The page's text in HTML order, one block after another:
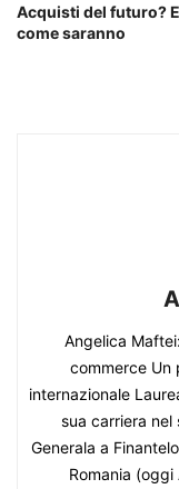
Acquisti del futuro?
come saranno
Angelica
commerce Un
internazionale
sua carriera nel
Generala a
Romania (oggi